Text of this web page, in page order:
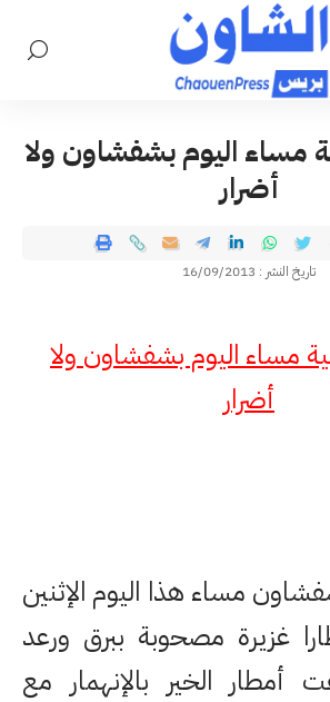
مساء اليوم بشفشاون ولا
أضرار
تاريخ النشر : 16/09/2013
مساء اليوم بشفشاون ولا
أضرار
مساء هذا اليوم الإثنين
غزيرة مصحوبة ببرق ورعد
أمطار الخير بالإنهمار مع